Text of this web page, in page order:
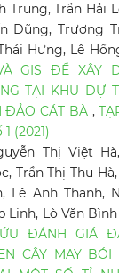
Trung, Trần Hải
Dũng, Trương
Hưng, Lê
GIS ĐỂ XÂY
TẠI KHU DỰ
ĐẢO CÁT BÀ ,
1 (2021)
Thị Việt
Trần Thị Thu
Lê Anh Thanh,
Linh, Lò Văn
ĐÁNH GIÁ
CÂY MẠY